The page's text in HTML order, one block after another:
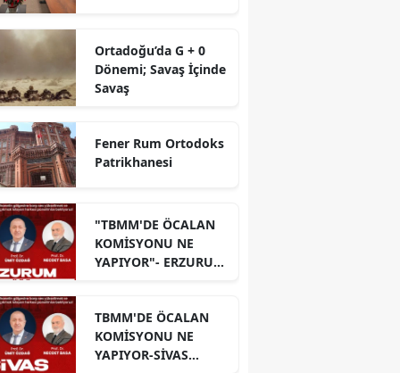
Ortadoğu’da G + 0
Dönemi; Savaş İçinde
Savaş
Fener Rum Ortodoks
Patrikhanesi
"TBMM'DE ÖCALAN
KOMİSYONU NE
YAPIYOR"- ERZURUM
TBMM'DE ÖCALAN
KOMİSYONU NE
YAPIYOR-SİVAS